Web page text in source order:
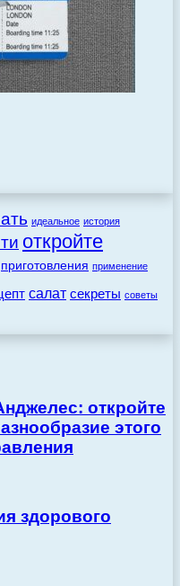
идеальное история
откройте
приготовления применение
салат секреты советы
откройте
этого
здорового